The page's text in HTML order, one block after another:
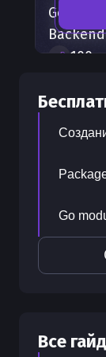
Golang
Backend
100+
300
Go
Все